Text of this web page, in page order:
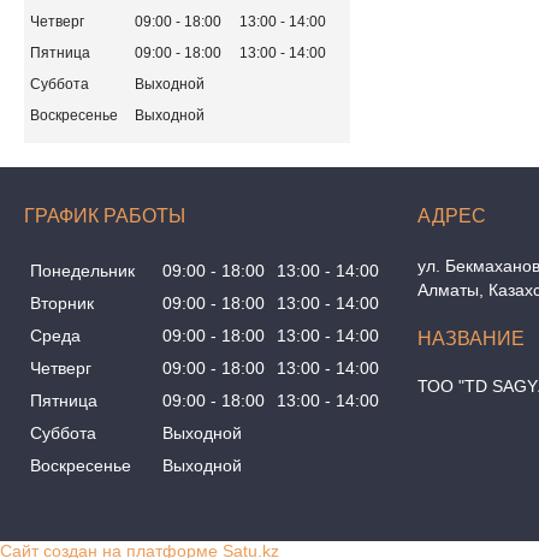
Четверг
09:00 18:00 13:00
14:00
Пятница
09:00 18:00 13:00
14:00
Суббота
Выходной
Воскресенье
Выходной
ГРАФИК РАБОТЫ
Понедельник 09:00 18:00 13:00
14:00
Вторник
09:00 18:00 13:00
14:00
Среда
09:00 18:00 13:00
14:00
Четверг
09:00 18:00 13:00
14:00
Пятница
09:00 18:00 13:00
14:00
Суббота
Выходной
Воскресенье
Выходной
ул.
Алматы,
ТОО "TD
Сайт создан на платформе Satu.kz